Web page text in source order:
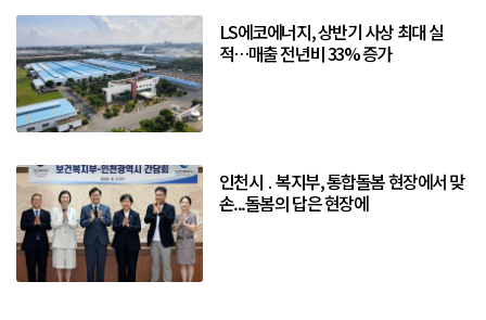
LS에코에너지, 상반기 사상 최대 실
적…매출 전년비 33% 증가
인천시 ․ 복지부, 통합돌봄 현장에서 맞
손...돌봄의 답은 현장에